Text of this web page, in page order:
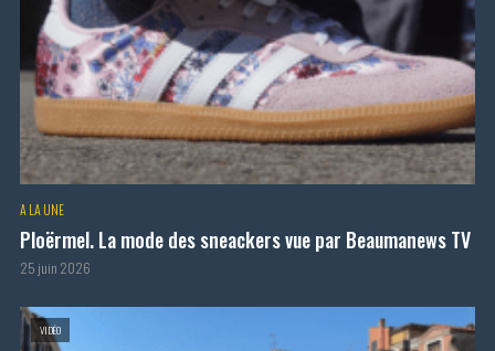
A LA UNE
Ploërmel. La mode des sneackers vue par Beaumanews TV
25 juin 2026
VIDÉO